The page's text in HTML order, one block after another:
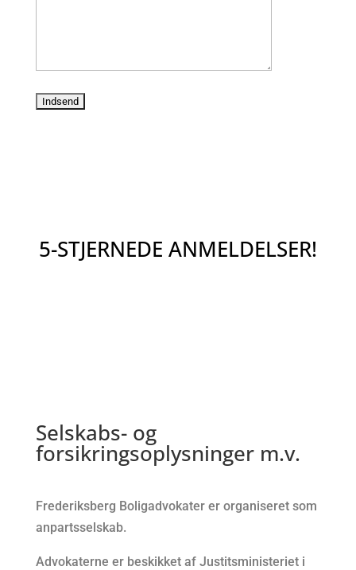
5-STJERNEDE ANMELDELSER!
Selskabs- og
forsikringsoplysninger m.v.
Frederiksberg Boligadvokater er organiseret som
anpartsselskab.
Advokaterne er beskikket af Justitsministeriet i